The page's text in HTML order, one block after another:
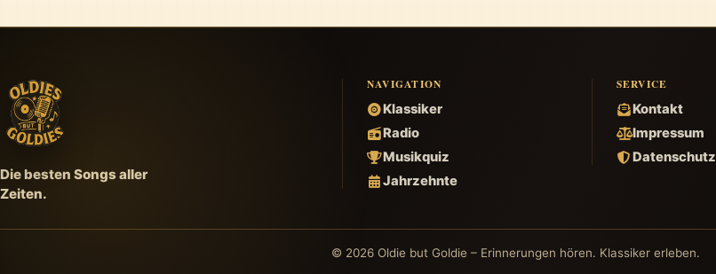
Die besten Songs aller
Zeiten.
NAVIGATION
Klassiker
Radio
Musikquiz
Jahrzehnte
SERVICE
Kontakt
Impressum
Datenschutz
© 2026 Oldie but Goldie – Erinnerungen hören. Klassiker erleben.